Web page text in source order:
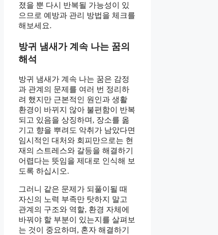
졌을 뿐 다시 반복될 가능성이 있
으므로 예방과 관리 방법을 체크를
해보세요.
방귀 냄새가 계속 나는 꿈의
해석
방귀 냄새가 계속 나는 꿈은 감정
과 관계의 문제를 여러 번 정리하
려 했지만 근본적인 원인과 생활
환경이 바뀌지 않아 불편함이 반복
되고 있음을 상징하며, 장소를 옮
기고 향을 뿌려도 악취가 남았다면
임시적인 대처와 회피만으로는 현
재의 스트레스와 갈등을 해결하기
어렵다는 뜻임을 제대로 인식해 보
도록 하십시오.
그러니 같은 문제가 되풀이될 때
자신의 노력 부족만 탓하지 말고
관계의 구조와 역할, 환경 자체에
바꿔야 할 부분이 있는지를 살펴보
는 것이 중요하며, 혼자 해결하기